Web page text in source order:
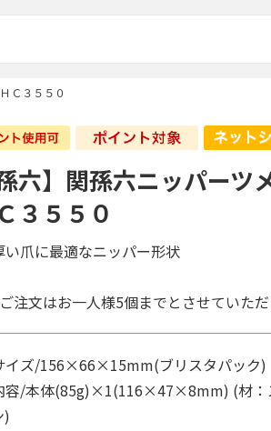
Ｃ３５５０
孫六】関孫六ニッパー
３５５０
い爪に最適なニッパー形状
注文はお一人様5個までとさせていただ
ズ/156×66×15mm(ブリスタパック)
/本体(85g)×1(116×47×8mm) (材：
)